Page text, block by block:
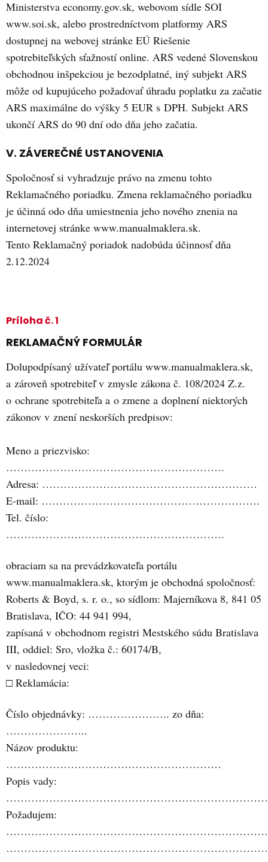
Ministerstva economy.gov.sk, webovom sídle SOI
www.soi.sk, alebo prostredníctvom platformy ARS
dostupnej na webovej stránke EÚ Riešenie
spotrebiteľských sťažností online. ARS vedené Slovenskou
obchodnou inšpekciou je bezodplatné, iný subjekt ARS
môže od kupujúceho požadovať úhradu poplatku za začatie
ARS maximálne do výšky 5 EUR s DPH. Subjekt ARS
ukončí ARS do 90 dní odo dňa jeho začatia.
V. ZÁVEREČNÉ USTANOVENIA
Spoločnosť si vyhradzuje právo na zmenu tohto
Reklamačného poriadku. Zmena reklamačného poriadku
je účinná odo dňa umiestnenia jeho nového znenia na
internetovej stránke www.manualmaklera.sk.
Tento Reklamačný poriadok nadobúda účinnosť dňa
2.12.2024
Príloha č. 1
REKLAMAČNÝ FORMULÁR
Dolupodpísaný užívateľ portálu www.manualmaklera.sk,
a zároveň spotrebiteľ v zmysle zákona č. 108/2024 Z.z.
o ochrane spotrebiteľa a o zmene a doplnení niektorých
zákonov v znení neskorších predpisov:
Meno a priezvisko:
…………………………………………………….
Adresa: ……………………………………………………
E-mail: …………………………………………………….
Tel. číslo:
…………………………………………………….
obraciam sa na prevádzkovateľa portálu
www.manualmaklera.sk, ktorým je obchodná spoločnosť:
Roberts & Boyd, s. r. o., so sídlom: Majerníkova 8, 841 05
Bratislava, IČO: 44 941 994,
zapísaná v obchodnom registri Mestského súdu Bratislava
III, oddiel: Sro, vložka č.: 60174/B,
v nasledovnej veci:
□ Reklamácia:
Číslo objednávky: ………………….. zo dňa:
…………………..
Názov produktu:
……………………………………………………
Popis vady:
Požadujem: